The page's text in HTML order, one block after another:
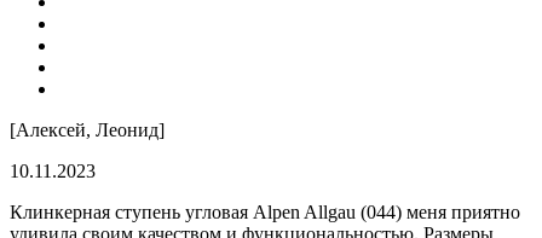
[Алексей, Леонид]
10.11.2023
Клинкерная ступень угловая Alpen Allgau (044) меня приятно
удивила своим качеством и функциональностью. Размеры